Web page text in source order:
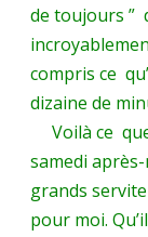
de toujours ”
compris ce
dizaine de
Voilà ce
samedi
grands
pour moi.